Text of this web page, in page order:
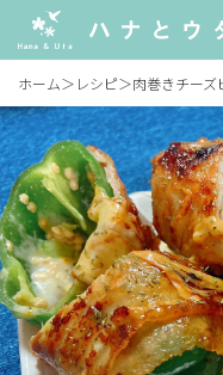
ホーム＞ レシピ＞肉巻きチーズ